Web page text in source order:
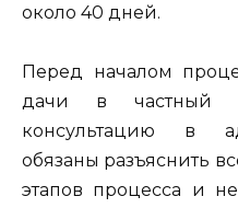
около 40 дней.
Перед началом
дачи в частный
консультацию в
обязаны разъяснить
этапов процесса и